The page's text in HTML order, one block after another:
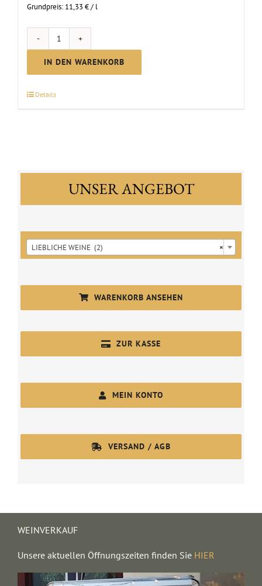
Grundpreis: 11,33 €/ l
Riesling
Spätlese
|
IN DEN WARENKORB
Details
UNSER ANGEBOT
×
LIEBLICHE WEINE (2)
WARENKORB ANSEHEN
ZUR KASSE
MEIN KONTO
VERSAND / AGB
WEINVERKAUF
Unsere aktuellen Öffnungszeiten finden Sie HIER